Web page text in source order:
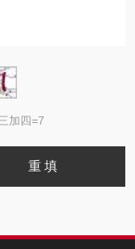
加四=7